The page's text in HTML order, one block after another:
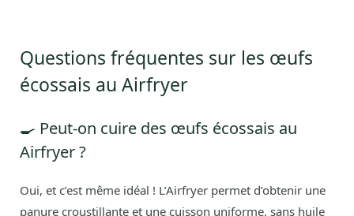
Questions fréquentes sur les œufs
écossais au Airfryer
🍳 Peut-on cuire des œufs écossais au
Airfryer ?
Oui, et c’est même idéal ! L’Airfryer permet d’obtenir une
panure croustillante et une cuisson uniforme, sans huile